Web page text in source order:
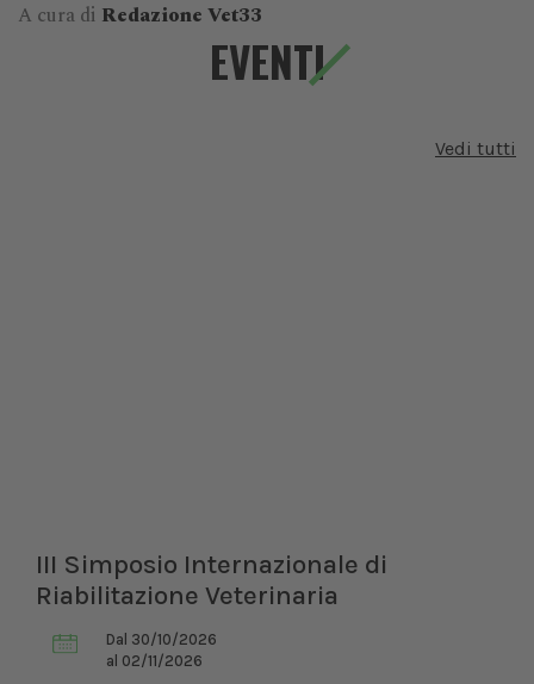
A cura di Redazione Vet33
EVENTI
Vedi tutti
di
XXI Congresso
Dal 12/02/2027